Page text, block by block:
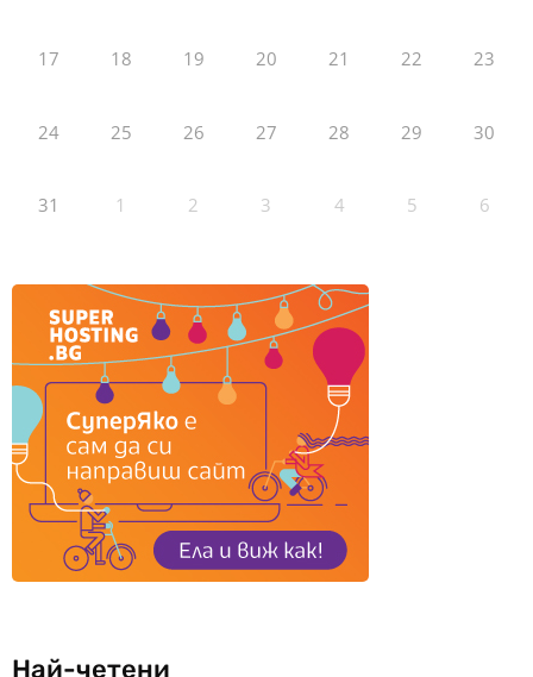
17 18 19 20 21 22 23
24 25 26 27 28 29 30
31 1 2 3 4 5 6
Най-четени